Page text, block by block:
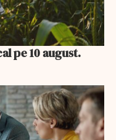
pe 10 august.